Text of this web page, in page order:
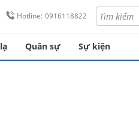
Hotline: 0916118822
Quân sự Sự kiện